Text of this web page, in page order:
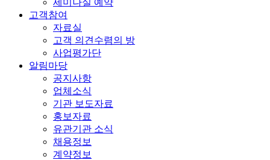
고객참여
자료실
고객 의견수렴의 방
사업평가단
알림마당
공지사항
업체소식
기관 보도자료
홍보자료
유관기관 소식
채용정보
계약정보